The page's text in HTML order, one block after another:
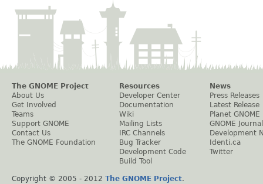
The GNOME Project
About Us
Get Involved
Teams
Support GNOME
Contact Us
The GNOME Foundation
Resources
Developer Center
Documentation
Wiki
Mailing Lists
IRC Channels
Bug Tracker
Development Code
Build Tool
News
Press Releases
Latest Release
Planet GNOME
GNOME Journal
Development
Identi.ca
Twitter
Copyright © 2005 - 2012 The GNOME Project.